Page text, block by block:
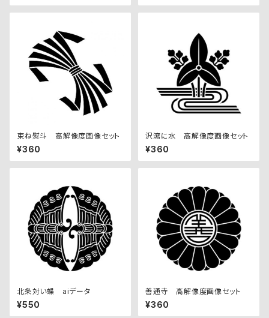
束ね熨斗 高解像度画像セット
¥360
沢瀉に水 高解像度画像セット
¥360
北条対い蝶 aiデータ
¥550
善通寺 高解像度画像セット
¥360